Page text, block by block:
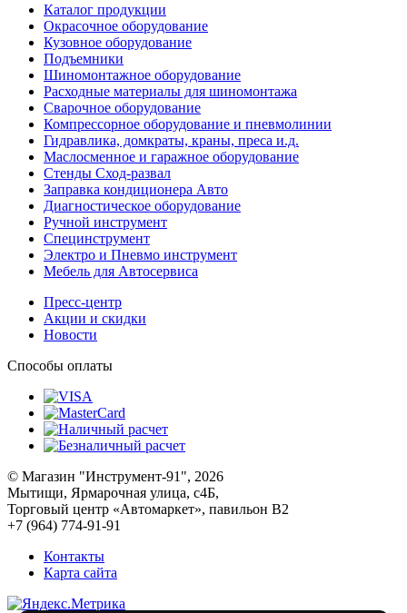
Каталог продукции
Окрасочное оборудование
Кузовное оборудование
Подъемники
Шиномонтажное оборудование
Расходные материалы для шиномонтажа
Сварочное оборудование
Компрессорное оборудование и пневмолинии
Гидравлика, домкраты, краны, преса и.д.
Маслосменное и гаражное оборудование
Стенды Сход-развал
Заправка кондиционера Авто
Диагностическое оборудование
Ручной инструмент
Специнструмент
Электро и Пневмо инструмент
Мебель для Автосервиса
Пресс-центр
Акции и скидки
Новости
Способы оплаты
© Магазин "Инструмент-91", 2026
Мытищи, Ярмарочная улица, с4Б,
Торговый центр «Автомаркет», павильон В2
+7 (964) 774-91-91
Контакты
Карта сайта